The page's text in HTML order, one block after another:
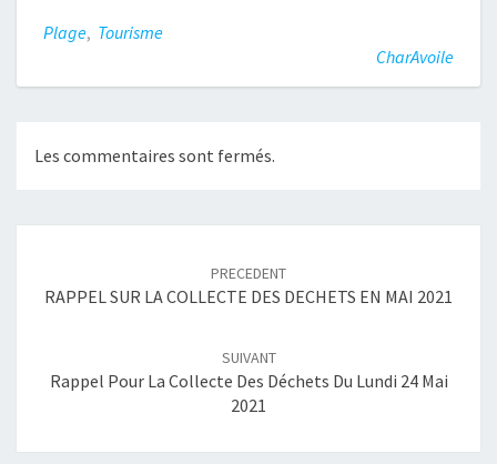
Plage, Tourisme
CharAvoile
Les commentaires sont fermés.
PRECEDENT
RAPPEL SUR LA COLLECTE DES DECHETS EN MAI 2021
SUIVANT
Rappel Pour La Collecte Des Déchets Du Lundi 24 Mai
2021